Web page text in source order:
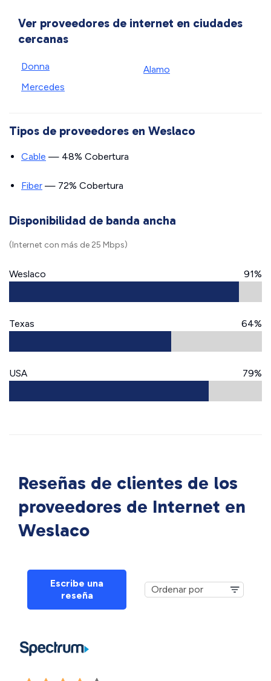
Ver proveedores de internet en ciudades
cercanas
Donna
Mercedes
Alamo
Tipos de proveedores en Weslaco
Cable — 48% Cobertura
Fiber — 72% Cobertura
Disponibilidad de banda ancha
(Internet con más de 25 Mbps)
Weslaco 91%
Texas 64%
USA 79%
Reseñas de clientes de los
proveedores de Internet en
Weslaco
Escribe una
reseña